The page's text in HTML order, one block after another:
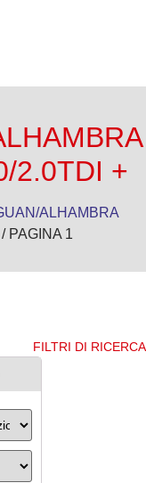
2.0TDI +
ALHAMBRA
PAGINA 1
FILTRI DI RICERCA